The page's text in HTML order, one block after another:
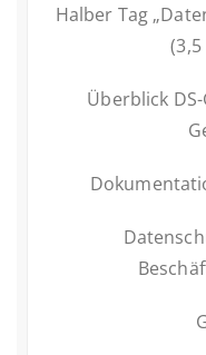
Halber Tag
Über­blick